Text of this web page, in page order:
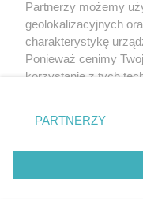
Partnerzy możemy
geolokalizacyjnych
charakterystykę
Ponieważ cenimy
korzystanie z tych
zmienić/wycofać
znajdujący się w
rodzaje
użytkownika, ale
przetwarzaniu.
PARTNERZY